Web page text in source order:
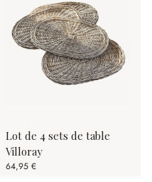
Lot de 4 sets de table
Villoray
64,95 €